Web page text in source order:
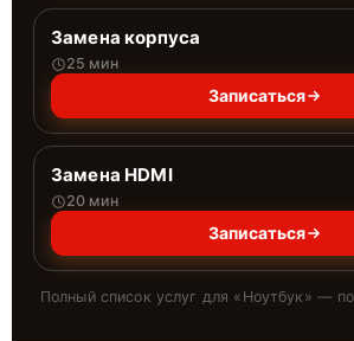
Замена корпуса
25 мин
Записаться
Замена HDMI
20 мин
Записаться
Полный список услуг для « Ноутбук » — по